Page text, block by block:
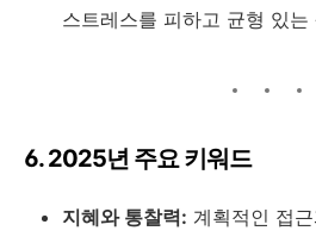
스트레스를 피하고 균형 있
6. 2025년 주요 키워드
지혜와 통찰력: 계획적인 접